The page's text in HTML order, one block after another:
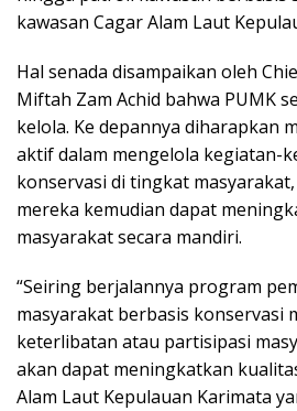
kawasan Cagar Alam Laut
Hal senada disampaikan oleh
Miftah Zam Achid bahwa PUMK
kelola. Ke depannya diharapkan
aktif dalam mengelola kegiatan-
konservasi di tingkat
mereka kemudian dapat
masyarakat secara mandiri.
“Seiring berjalannya program
masyarakat berbasis konservasi
keterlibatan atau partisipasi
akan dapat meningkatkan
Alam Laut Kepulauan Karimata